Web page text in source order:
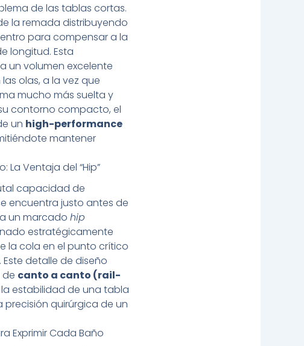
de las tablas cortas.
la remada distribuyendo
para compensar a la
longitud. Esta
un volumen excelente
olas, a la vez que
mucho más suelta y
contorno compacto, el
un high-performance
mantener
La Ventaja del “Hip”
capacidad de
encuentra justo antes de
un marcadohip
estratégicamente
la cola en el punto crítico
detalle de diseño
de canto a canto (rail-
estabilidad de una tabla
quirúrgica de un
Exprimir Cada Baño